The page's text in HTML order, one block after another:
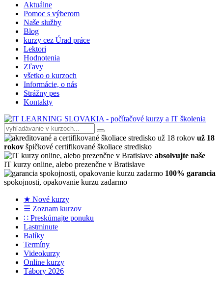
Aktuálne
Pomoc s výberom
Naše služby
Blog
kurzy cez Úrad práce
Lektori
Hodnotenia
Zľavy
všetko o kurzoch
Informácie, o nás
Strážny pes
Kontakty
už 18
rokov špičkové certifikované školiace stredisko
absolvujte naše
IT kurzy online, alebo prezenčne v Bratislave
100% garancia
spokojnosti, opakovanie kurzu zadarmo
★ Nové kurzy
☰ Zoznam kurzov
∷ Preskúmajte ponuku
Lastminute
Balíky
Termíny
Videokurzy
Online kurzy
Tábory 2026